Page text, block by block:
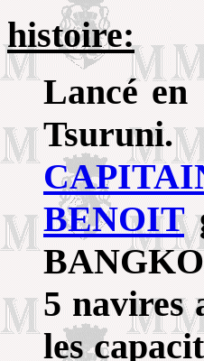
histoire:
Lancé en
BENOIT
5 navires
les